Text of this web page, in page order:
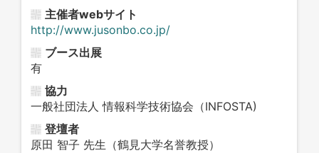
主催者webサイト
http://www.jusonbo.co.jp/
ブース出展
有
協力
一般社団法人 情報科学技術協会（INFOSTA)
登壇者
原田 智子 先生（鶴見大学名誉教授）